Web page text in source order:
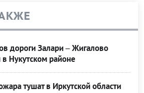
дороги Залари – Жигалово
Нукутском районе
тушат в Иркутской области